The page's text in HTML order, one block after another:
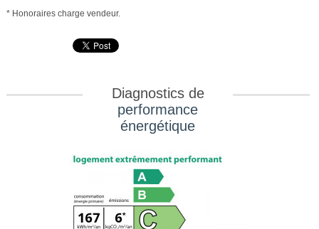
* Honoraires charge vendeur.
Diagnostics de
performance
énergétique